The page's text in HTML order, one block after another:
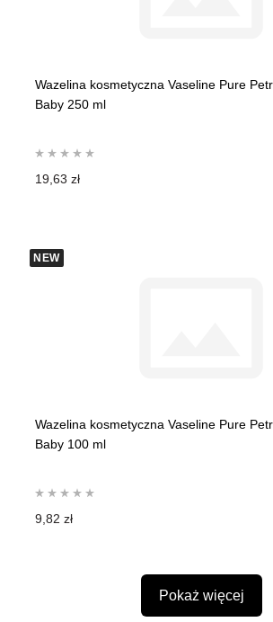
Wazelina kosmetyczna Vaseline Pure
Baby 250 ml
19,63 zł
NEW
Wazelina kosmetyczna Vaseline Pure
Baby 100 ml
9,82 zł
Pokaż więcej